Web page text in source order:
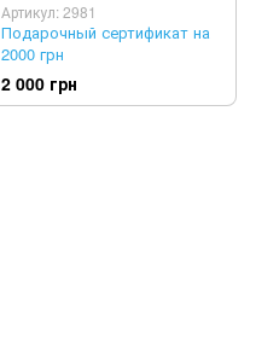
Артикул: 2981
Подарочный сертификат на
2000 грн
2 000 грн